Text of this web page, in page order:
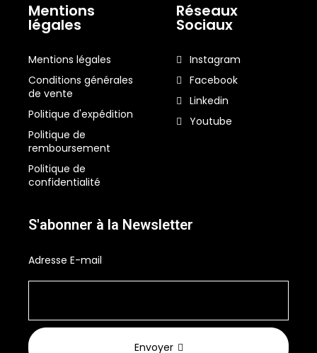
Mentions
légales
Mentions légales
Conditions générales
de vente
Politique d'expédition
Politique de
remboursement
Politique de
confidentialité
Réseaux
Sociaux
Instagram
Facebook
Linkedin
Youtube
S'abonner à la Newsletter
Adresse E-mail
Envoyer